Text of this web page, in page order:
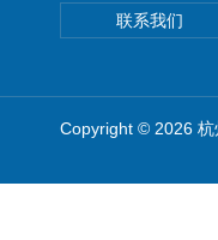
联系我们
Copyright © 2026 杭